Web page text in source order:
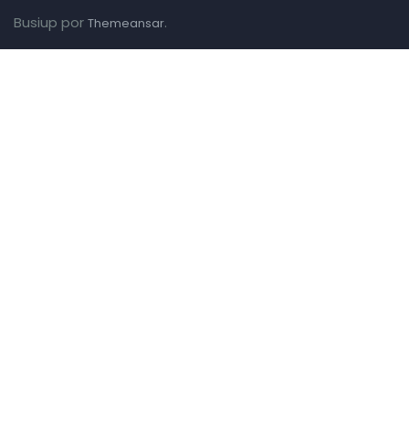
Busiup por Themeansar.